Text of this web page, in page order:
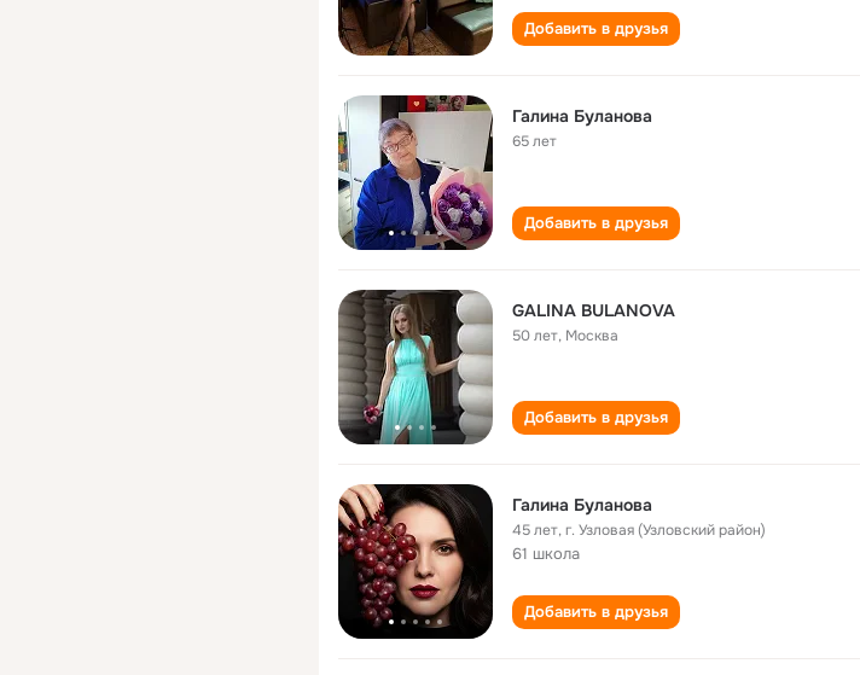
Добавить в друзья
Галина Буланова
65 лет
Добавить в друзья
GALINA BULANOVA
50 лет, Москва
Добавить в друзья
Галина Буланова
45 лет,г. Узловая (Узловский район)
61 школа
Добавить в друзья